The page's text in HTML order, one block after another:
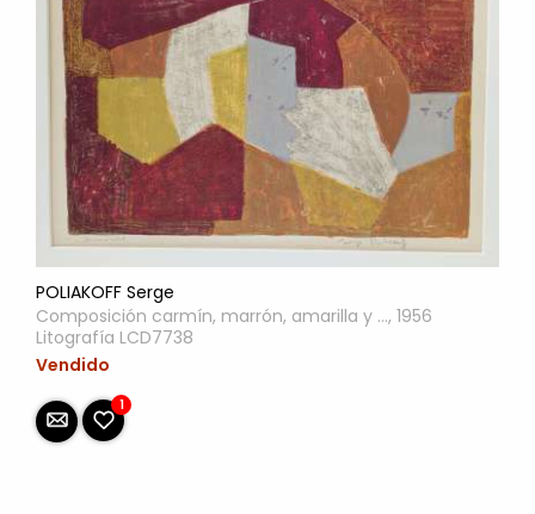
POLIAKOFF Serge
Composición carmín, marrón, amarilla y ..., 1956
Litografía LCD7738
Vendido
1